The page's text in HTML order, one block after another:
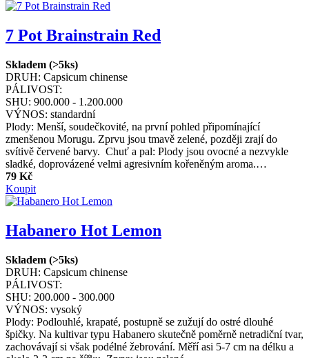
7 Pot Brainstrain Red
Skladem (>5ks)
DRUH: Capsicum chinense
PÁLIVOST:
SHU: 900.000 - 1.200.000
VÝNOS: standardní
Plody: Menší, soudečkovité, na první pohled připomínající
zmenšenou Morugu. Zprvu jsou tmavě zelené, později zrají do
svítivě červené barvy. Chuť a pal: Plody jsou ovocné a nezvykle
sladké, doprovázené velmi agresivním kořeněným aroma.…
79 Kč
Koupit
Habanero Hot Lemon
Skladem (>5ks)
DRUH: Capsicum chinense
PÁLIVOST:
SHU: 200.000 - 300.000
VÝNOS: vysoký
Plody: Podlouhlé, krapaté, postupně se zužují do ostré dlouhé
špičky. Na kultivar typu Habanero skutečně poměrně netradiční tvar,
zachovávají si však podélné žebrování. Měří asi 5-7 cm na délku a